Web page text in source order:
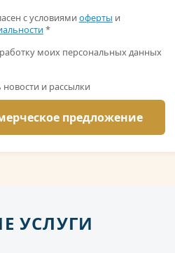
с условиями оферты и
*
моих персональных данных
новости и рассылки
УСЛУГИ